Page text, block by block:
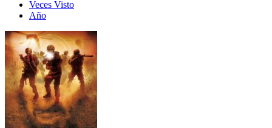
Veces Visto
Año